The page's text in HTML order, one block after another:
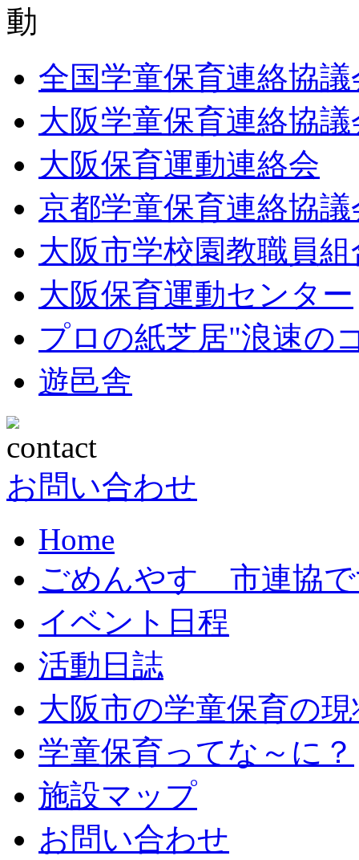
全国学童保育連絡協議
大阪学童保育連絡協議
大阪保育運動連絡会
京都学童保育連絡協議
大阪市学校園教職員組
大阪保育運動センター
プロの紙芝居"浪速の
遊邑舎
お問い合わせ
Home
ごめんやす 市連協
イベント日程
活動日誌
大阪市の学童保育の
学童保育ってな～に？
施設マップ
お問い合わせ